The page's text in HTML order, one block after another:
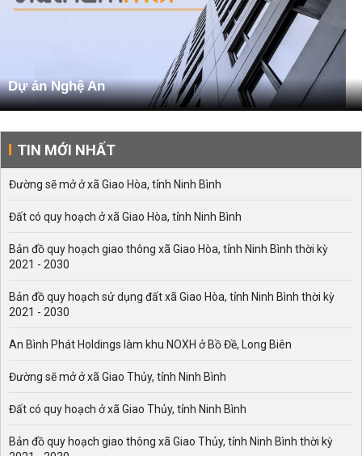
Dự án Nghệ An
TIN MỚI NHẤT
Đường sẽ mở ở xã Giao Hòa, tỉnh Ninh Bình
Đất có quy hoạch ở xã Giao Hòa, tỉnh Ninh Bình
Bản đồ quy hoạch giao thông xã Giao Hòa, tỉnh Ninh Bình thời kỳ
2021 - 2030
Bản đồ quy hoạch sử dụng đất xã Giao Hòa, tỉnh Ninh Bình thời kỳ
2021 - 2030
An Bình Phát Holdings làm khu NOXH ở Bồ Đề, Long Biên
Đường sẽ mở ở xã Giao Thủy, tỉnh Ninh Bình
Đất có quy hoạch ở xã Giao Thủy, tỉnh Ninh Bình
Bản đồ quy hoạch giao thông xã Giao Thủy, tỉnh Ninh Bình thời kỳ